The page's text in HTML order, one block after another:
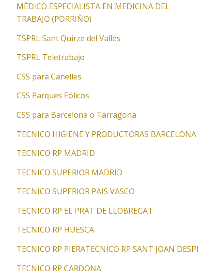
MÉDICO ESPECIALISTA EN MEDICINA DEL
TRABAJO (PORRIÑO)
TSPRL Sant Quirze del Vallès
TSPRL Teletrabajo
CSS para Canelles
CSS Parques Eólicos
CSS para Barcelona o Tarragona
TECNICO HIGIENE Y PRODUCTORAS BARCELONA
TECNICO RP MADRID
TECNICO SUPERIOR MADRID
TECNICO SUPERIOR PAIS VASCO
TECNICO RP EL PRAT DE LLOBREGAT
TECNICO RP HUESCA
TECNICO RP PIERATECNICO RP SANT JOAN DESPI
TECNICO RP CARDONA